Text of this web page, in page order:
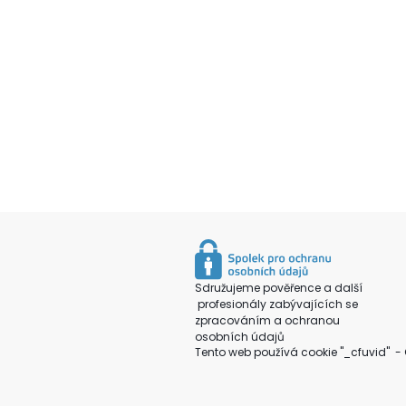
Sdružujeme pověřence a další
profesionály zabývajících se
zpracováním a ochranou
osobních údajů
Tento web používá cookie "_cfuvid" -